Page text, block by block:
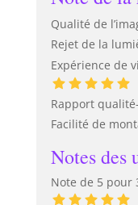
Qualité de
Rejet de la
Expérience de
Rapport
Facilité de
Notes des
Note de 5 pour